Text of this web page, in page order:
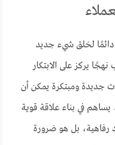
دائمًا لخلق شيء جديد
يركز على الابتكار
جديدة ومبتكرة يمكن أن
في بناء علاقة قوية
رفاهية، بل هو ضرورة